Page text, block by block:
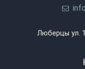
Люберцы ул.